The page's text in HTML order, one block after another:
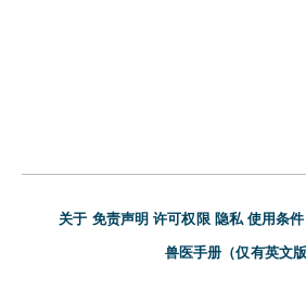
关于 免责声明 许可权限 隐私 使用条件
兽医手册（仅有英文版